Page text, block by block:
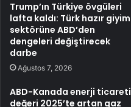
Trump’ın Türkiye övgüleri
lafta kaldı: Türk hazır giyim
sektörüne ABD’den
dengeleri değiştirecek
darbe
Ağustos 7, 2026
ABD-Kanada enerji ticareti
değeri 2025’te artan gaz